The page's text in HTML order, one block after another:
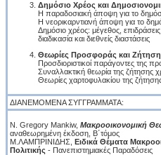
Δημόσιο Χρέος και
Η παραδοσιακή άποψη για το
Η νεορικαρντιανή άποψη για το
Δημόσιο χρέος: μέγεθος, επιδράσεις
διαδικασία και διεθνείς διαστάσεις
Θεωρίες Προσφοράς και
Προσδιοριστικοί παράγοντες της
Συναλλακτική θεωρία της ζήτησης
Θεωρίες χαρτοφυλακίου της
ΔΙΑΝΕΜΟΜΕΝΑ ΣΥΓΓΡΑΜΜΑΤΑ:
N. Gregory Mankiw, Μακροοικονομική
αναθεωρημένη έκδοση, Β΄τόμος
Μ.ΛΑΜΠΡΙΝΙΔΗΣ, Ειδικά Θέματα
Πολιτικής - Πανεπιστημιακές Παραδόσεις